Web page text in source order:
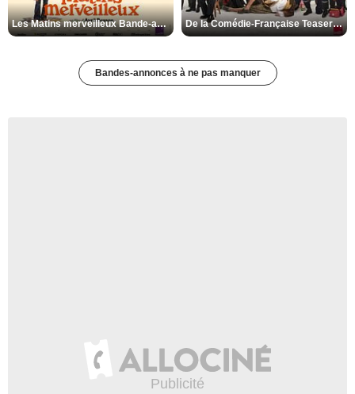
Les Matins merveilleux Bande-annonce VF De la Comédie-Française Teaser VF
Bandes-annonces à ne pas manquer